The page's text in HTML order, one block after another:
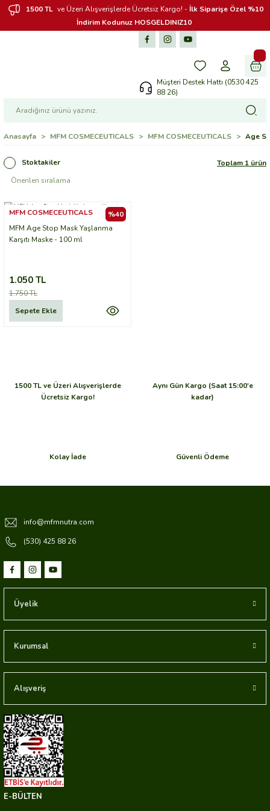
1500 TL ve Üzeri Alışverişlerde Ücretsiz Kargo! - İlk Siparişe Özel %10
İndirim Kodunuz HOSGELDINIZ10
Müşteri Destek Hattı (0530 425
88 26)
Anasayfa MFM COSMECEUTICALS MFM COSMECEUTICALS Age
Stoktakiler Toplam 1 ürün
%40
MFM COSMECEUTICALS
MFM Age Stop Mask Yaşlanma
Karşıtı Maske - 100 ml
1.050 TL
1.750 TL
Sepete Ekle
1500 TL ve Üzeri Alışverişlerde
Ücretsiz Kargo!
Aynı Gün Kargo (Saat 15:00'e
kadar)
Kolay İade Güvenli Ödeme
info@mfmnutra.com
(530) 425 88 26
Üyelik
Kurumsal
Alışveriş
E-BÜLTEN